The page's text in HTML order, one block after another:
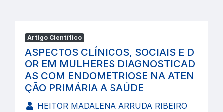
Artigo Científico
ASPECTOS CLÍNICOS, SOCIAIS E D
OR EM MULHERES DIAGNOSTICAD
AS COM ENDOMETRIOSE NA ATEN
ÇÃO PRIMÁRIA A SAÚDE
HEITOR MADALENA ARRUDA RIBEIRO